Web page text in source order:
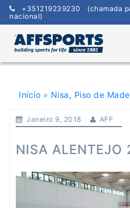
Skip
content
+351219239230 (chamada
nacional)
Início » Nisa, Piso de
Janeiro 9, 2018 AFF
NISA ALENTEJO